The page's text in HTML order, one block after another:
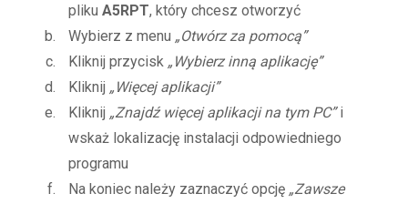
pliku A5RPT, który chcesz otworzyć
Wybierz z menu „Otwórz za pomocą”
Kliknij przycisk „Wybierz inną aplikację”
Kliknij „Więcej aplikacji”
Kliknij „Znajdź więcej aplikacji na tym PC”i
wskaż lokalizację instalacji odpowiedniego
programu
Na koniec należy zaznaczyć opcję „Zawsze